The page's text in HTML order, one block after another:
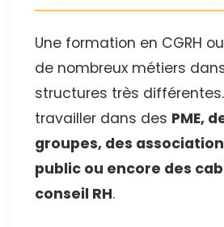
Une formation en CGRH
de nombreux métiers
structures très
travailler dans des PME,
groupes, des
public ou encore des
conseil RH.